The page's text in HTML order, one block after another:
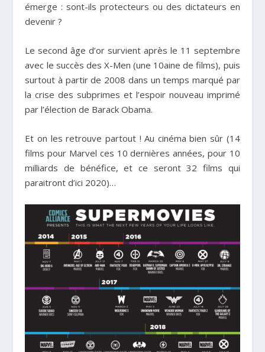
émerge : sont-ils protecteurs ou des dictateurs en
devenir ?
Le second âge d’or survient après le 11 septembre
avec le succès des X-Men (une 10aine de films), puis
surtout à partir de 2008 dans un temps marqué par
la crise des subprimes et l’espoir nouveau imprimé
par l’élection de Barack Obama.
Et on les retrouve partout ! Au cinéma bien sûr (14
films pour Marvel ces 10 dernières années, pour 10
milliards de bénéfice, et ce seront 32 films qui
paraitront d’ici 2020)…